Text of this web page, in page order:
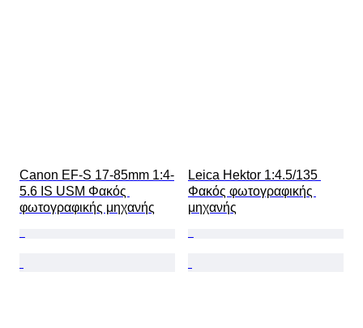
Canon EF-S 17-85mm 1:4-
5.6 IS USM Φακός
φωτογραφικής μηχανής
Leica Hektor 1:4.5/135
Φακός φωτογραφικής
μηχανής